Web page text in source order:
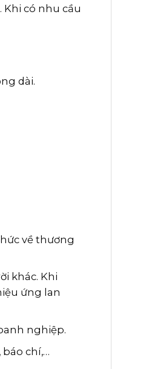
có nhu cầu
dài.
về thương
khác. Khi
ứng lan
nghiệp.
chí,…